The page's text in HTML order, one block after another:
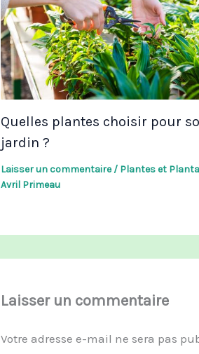
Quelles plantes choisir pour
jardin ?
Laisser un commentaire / Plantes et
Avril Primeau
Laisser un commentaire
Votre adresse e-mail ne sera pas